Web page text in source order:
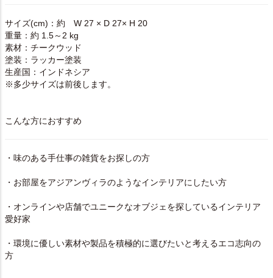
サイズ(cm)：約 W 27 × D 27× H 20
重量：約 1.5～2 kg
素材：チークウッド
塗装：ラッカー塗装
生産国：インドネシア
※多少サイズは前後します。
こんな方におすすめ
・味のある手仕事の雑貨をお探しの方
・お部屋をアジアンヴィラのようなインテリアにしたい方
・オンラインや店舗でユニークなオブジェを探しているインテリア
愛好家
・環境に優しい素材や製品を積極的に選びたいと考えるエコ志向の
方